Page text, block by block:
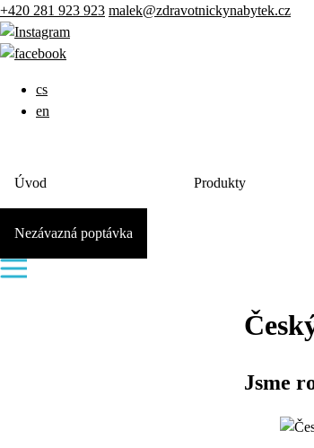
+420 281 923 923 malek@zdravotnickynabytek.cz
cs
en
Úvod Produkty
Nezávazná poptávka
Jsme